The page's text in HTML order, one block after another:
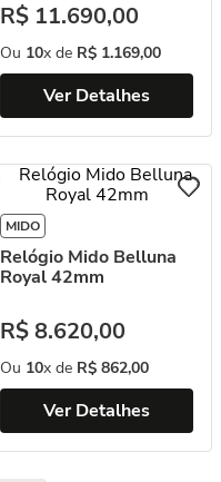
R$ 11.690,00
Ou 10x de R$ 1.169,00
Ver Detalhes
MIDO
Relógio Mido Belluna
Royal 42mm
R$8.620,00
Ou 10x de R$ 862,00
Ver Detalhes